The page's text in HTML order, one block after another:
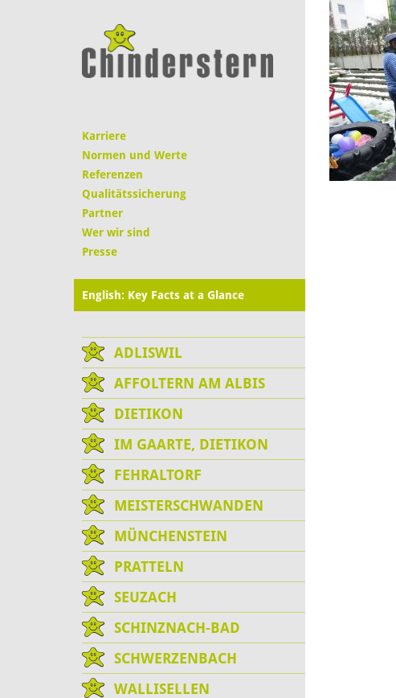
Karriere
Normen und Werte
Referenzen
Qualitätssicherung
Partner
Wer wir sind
Presse
English: Key Facts at a Glance
ADLISWIL
AFFOLTERN AM ALBIS
DIETIKON
IM GAARTE, DIETIKON
FEHRALTORF
MEISTERSCHWANDEN
MÜNCHENSTEIN
PRATTELN
SEUZACH
SCHINZNACH-BAD
SCHWERZENBACH
WALLISELLEN